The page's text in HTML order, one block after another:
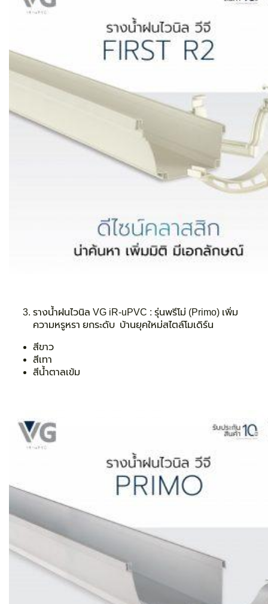
รางน้ำฝนไวนิล VG iR-uPVC : รุ่นพรีโม่ (Primo) เพิ่ม
ความหรูหรา ยกระดับ บ้านยุคใหม่สไตล์โมเดิร์น
สีขาว
สีเทา
สีน้ำตาลเข้ม